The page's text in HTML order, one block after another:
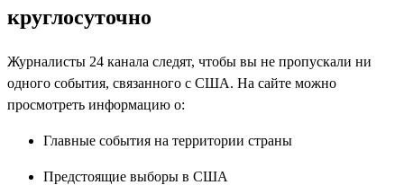
круглосуточно
Журналисты 24 канала следят, чтобы вы не пропускали ни
одного события, связанного с США. На сайте можно
просмотреть информацию о:
Главные события на территории страны
Предстоящие выборы в США